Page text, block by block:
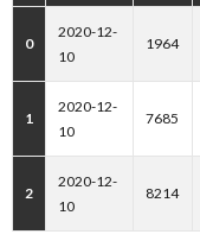
0
2020-12-
10
1964
1
2020-12-
10
7685
2
2020-12-
10
8214